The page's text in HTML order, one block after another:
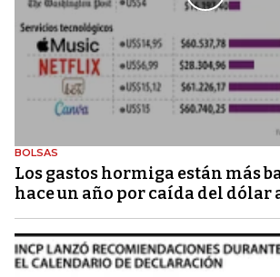
BOLSAS
Los gastos hormiga están más
hace un año por caída del dólar a